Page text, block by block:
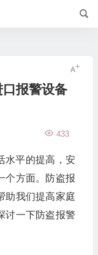
报警设备
433
水平的提高，安
个方面。防盗报
助我们提高家庭
讨一下防盗报警